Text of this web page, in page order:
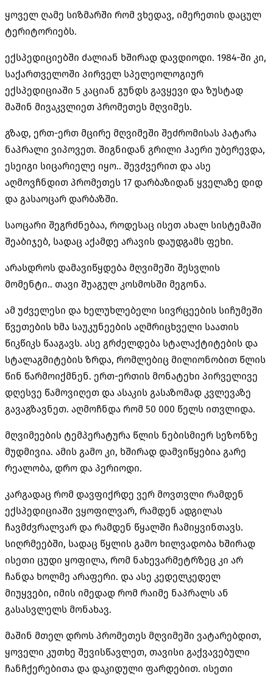
ყოველ ღამე სიზმარში რომ ვხედავ, იმერეთის დაცულ
ტერიტორიებს.
ექსპედიციებში ძალიან ხშირად დავდიოდი. 1984-ში კი,
საქართველოში პირველ სპელეოლოგიურ
ექსპედიციაში 5 კაციან გუნდს გავყევი და ზუსტად
მაშინ მივაკვლიეთ პრომეთეს მღვიმეს.
გზად, ერთ-ერთ მცირე მღვიმეში შეძრომისას პატარა
ნაპრალი ვიპოვეთ. შიგნიდან გრილი ჰაერი უბერევდა,
ესეიგი სიცარიელე იყო.. შევძვერით და ასე
აღმოვჩნდით პრომეთეს 17 დარბაზიდან ყველაზე დიდ
და გასაოცარ დარბაზში.
საოცარი შეგრძნებაა, როდესაც ისეთ ახალ სისტემაში
შეაბიჯებ, სადაც აქამდე არავის დაუდგამს ფეხი.
არასდროს დამავიწყდება მღვიმეში შესვლის
მომენტი.. თავი შუაგულ კოსმოსში მეგონა.
ამ უძველესი და ხელუხლებელი სივრცეების სიჩუმეში
წვეთების ხმა საუკუნეების აღმრიცხველი საათის
წიკწიკს წააგავს. ასე გრძელდება სტალაქტიტების და
სტალაგმიტების ზრდა, რომლებიც მილიონობით წლის
წინ წარმოიქმნენ. ერთ-ერთის მონატეხი პირველივე
დღესვე წამოვიღეთ და ასაკის გასაზომად კვლევაზე
გავაგზავნეთ. აღმოჩნდა რომ 50 000 წელს ითვლიდა.
მღვიმეების ტემპერატურა წლის ნებისმიერ სეზონზე
მუდმივია. ამის გამო კი, ხშირად დამვიწყებია გარე
რეალობა, დრო და პერიოდი.
კარგადაც რომ დავფიქრდე ვერ მოვთვლი რამდენ
ექსპედიციაში ვყოფილვარ, რამდენ ადგილას
ჩავმძვრალვარ და რამდენ წყალში ჩამიყვინთავს.
სიღრმეებში, სადაც წყლის გამო ხილვადობა ხშირად
ისეთი ცუდი ყოფილა, რომ ნახევარმეტრზეც კი არ
ჩანდა ხოლმე არაფერი. და ასე კედელკედელ
მიუყვები, იმის იმედად რომ რაიმე ნაპრალს ან
გასასვლელს მონახავ.
მაშინ მთელ დროს პრომეთეს მღვიმეში ვატარებდით,
ყოველი კუთხე შევისწავლეთ, თავისი გაქვავებული
ჩანჩქერებითა და დაკიდული ფარდებით. ისეთი